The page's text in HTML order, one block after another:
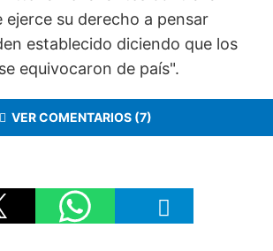
ejerce su derecho a pensar
establecido diciendo que los
equivocaron de país".
VER COMENTARIOS (7)